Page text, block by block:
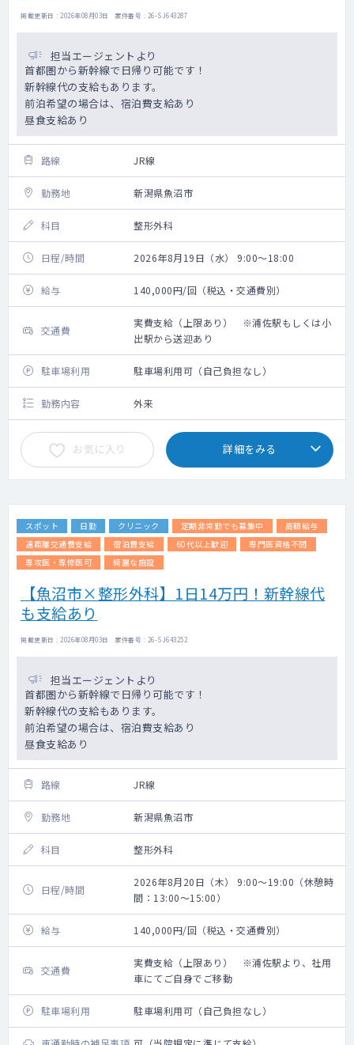
掲載更新日 : 2026年08月03日 案件番号 : 26-SJ643287
担当エージェントより
首都圏から新幹線で日帰り可能です！
新幹線代の支給もあります。
前泊希望の場合は、宿泊費支給あり
昼食支給あり
路線 JR線
勤務地 新潟県魚沼市
科目 整形外科
日程/時間 2026年8月19日（水） 9:00～18:00
給与 140,000円/回（税込・交通費別）
交通費
実費支給（上限あり） ※浦佐駅もしくは小
出駅から送迎あり
駐車場利用 駐車場利用可（自己負担なし）
勤務内容 外来
お気に入り 詳細をみる
スポット 日勤 クリニック 定期非常勤でも募集中
高額給与
遠距離交通費支給
宿泊費支給 60代以上歓迎
専門医資格不問
専攻医・専修医可
綺麗な施設
【魚沼市×整形外科】1日14万円！新幹線代
も支給あり
掲載更新日 : 2026年08月03日 案件番号 : 26-SJ643252
担当エージェントより
首都圏から新幹線で日帰り可能です！
新幹線代の支給もあります。
前泊希望の場合は、宿泊費支給あり
昼食支給あり
路線 JR線
勤務地 新潟県魚沼市
科目 整形外科
日程/時間
2026年8月20日（木） 9:00～19:00（休憩時
間：13:00～15:00）
給与 140,000円/回（税込・交通費別）
交通費
実費支給（上限あり） ※浦佐駅より、社用
車にてご自身でご移動
駐車場利用 駐車場利用可（自己負担なし）